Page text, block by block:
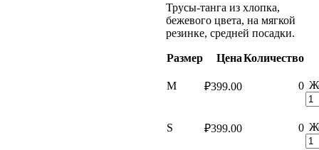
Трусы-танга из хлопка,
бежевого цвета, на мягкой
резинке, средней посадки.
Размер ЦенаКоличество
M ₽399.00 0
S ₽399.00 0